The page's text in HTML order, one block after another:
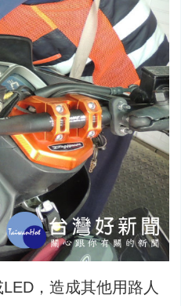
，造成其他用路人